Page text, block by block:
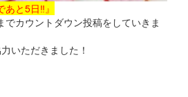
あと5日‼』
カウントダウン投稿をしていきま
いただきました！